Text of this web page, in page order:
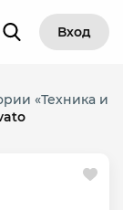
Вход
«Техника и